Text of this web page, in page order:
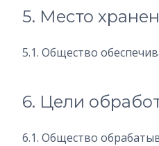
5. Место
5.1. Общество
6. Цели
6.1. Общество